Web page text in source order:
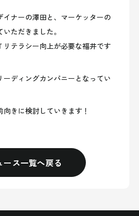
イナーの澤田と、マーケッターの
ただきました。
リテラシー向上が必要な福井です
ーディングカンパニーとなってい
きに検討していきます！
ース一覧へ戻る